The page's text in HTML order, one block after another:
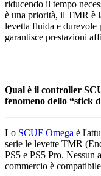
riducendo il tempo
è una priorità, il TMR è
levetta fluida e durevole
garantisce prestazioni
Qual è il controller
fenomeno dello “stick
Lo SCUF Omega è
serie le levette TMR
PS5 e PS5 Pro. Nessun
commercio è